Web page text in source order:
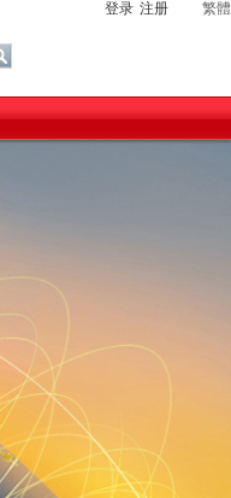
登录 注册 繁體